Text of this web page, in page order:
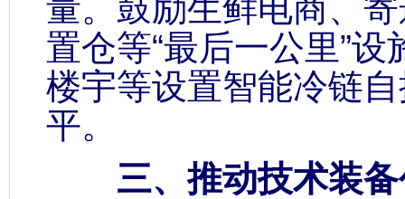
量。鼓励生鲜电商、
置仓等“最后一公里”
楼宇等设置智能冷链
平。
三、推动技术装备